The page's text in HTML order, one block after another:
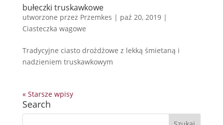
bułeczki truskawkowe
utworzone przez Przemkes | paź 20, 2019|
Ciasteczka wagowe
Tradycyjne ciasto drożdżowe z lekką śmietaną i
nadzieniem truskawkowym
« Starsze wpisy
Search